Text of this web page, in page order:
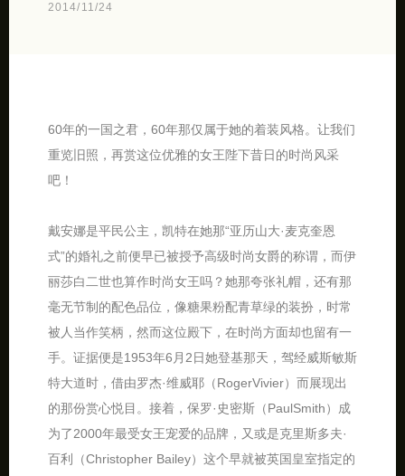
2014/11/24
60年的一国之君，60年那仅属于她的着装风格。让我们
重览旧照，再赏这位优雅的女王陛下昔日的时尚风采
吧！
戴安娜是平民公主，凯特在她那“亚历山大·麦克奎恩
式”的婚礼之前便早已被授予高级时尚女爵的称谓，而伊
丽莎白二世也算作时尚女王吗？她那夸张礼帽，还有那
毫无节制的配色品位，像糖果粉配青草绿的装扮，时常
被人当作笑柄，然而这位殿下，在时尚方面却也留有一
手。证据便是1953年6月2日她登基那天，驾经威斯敏斯
特大道时，借由罗杰·维威耶（RogerVivier）而展现出
的那份赏心悦目。接着，保罗·史密斯（PaulSmith）成
为了2000年最受女王宠爱的品牌，又或是克里斯多夫·
百利（Christopher Bailey）这个早就被英国皇室指定的